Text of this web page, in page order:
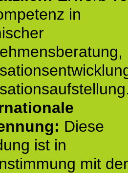
in
Diese
ist in
mit